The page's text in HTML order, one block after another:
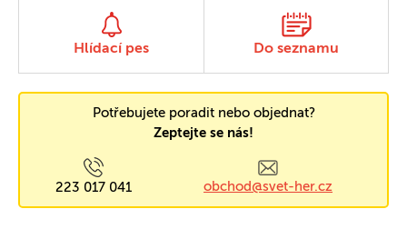
Hlídací pes Do seznamu
Potřebujete poradit nebo objednat?
Zeptejte se nás!
223 017 041 obchod@svet-her.cz